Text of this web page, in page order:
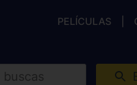
PELÍCULAS